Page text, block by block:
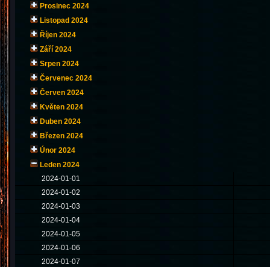
Prosinec 2024
Listopad 2024
Říjen 2024
Září 2024
Srpen 2024
Červenec 2024
Červen 2024
Květen 2024
Duben 2024
Březen 2024
Únor 2024
Leden 2024
2024-01-01
2024-01-02
2024-01-03
2024-01-04
2024-01-05
2024-01-06
2024-01-07